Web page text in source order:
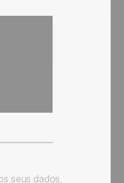
seus dados,